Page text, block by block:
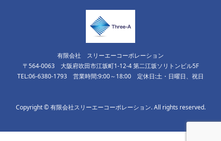
有限会社 スリーエーコーポレーション
〒564-0063 大阪府吹田市江坂町1-12-4 第二江坂ソリトンビル5F
TEL:06-6380-1793 営業時間:9:00～18:00 定休日:土・日曜日、祝日
Copyright © 有限会社スリーエーコーポレーション. All rights reserved.